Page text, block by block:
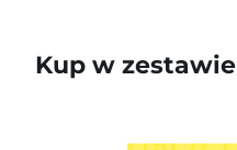
Kup w zestawie